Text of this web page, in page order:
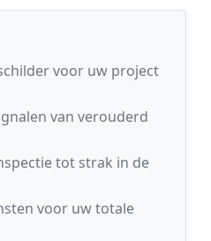
voor uw project
van verouderd
tot strak in de
voor uw totale